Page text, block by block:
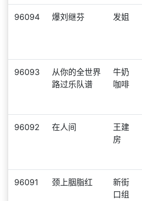
96094 爆刘继芬 发姐
96093
从你的全世界
路过乐队谱
牛奶
咖啡
96092 在人间
王建
房
96091 颈上胭脂红
新街
口组